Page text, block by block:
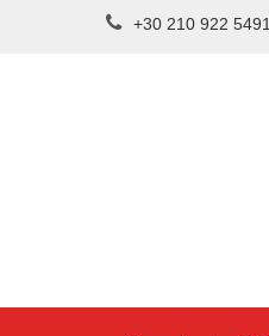
+30 210 922 5491